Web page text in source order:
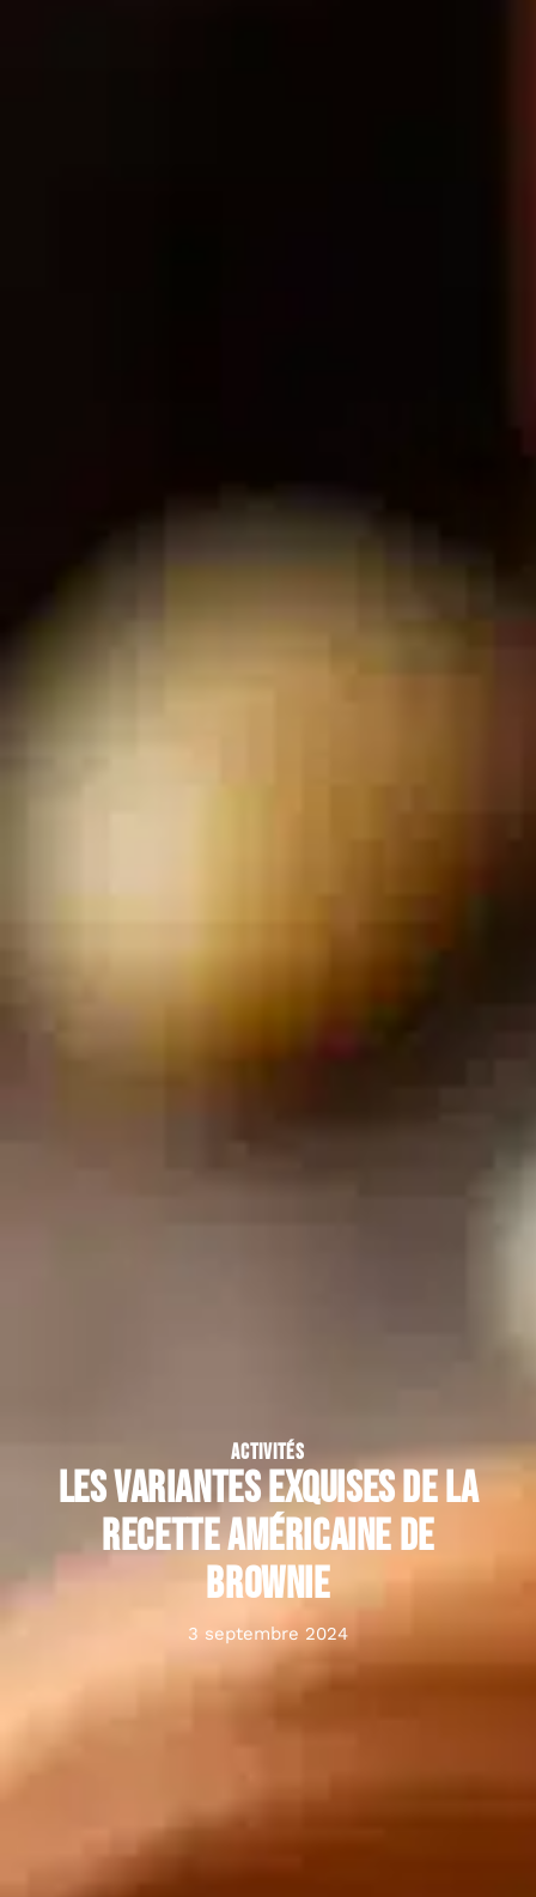
ACTIVITÉS
Les variantes exquises de la
recette américaine de
brownie
3 septembre 2024